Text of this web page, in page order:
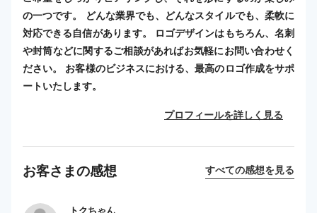
の一つです。 どんな業界でも、どんなスタイルでも、柔軟に
対応できる自信があります。 ロゴデザインはもちろん、名刺
や封筒などに関するご相談があればお気軽にお問い合わせく
ださい。 お客様のビジネスにおける、最高のロゴ作成をサポ
ートいたします。
プロフィールを詳しく見る
お客さまの感想 すべての感想を見る
トクちゃん